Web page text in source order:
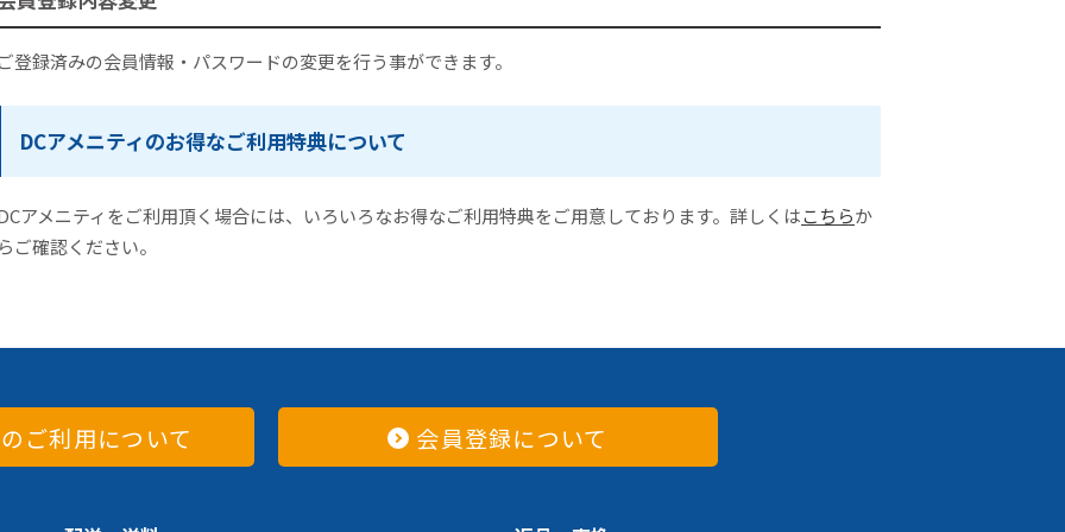
登録済みの会員情報・パスワードの変更を行う事ができます。
DCアメニティのお得なご利用特典について
アメニティをご利用頂く場合には、いろいろなお得なご利用特典をご用意しております。詳しくはこちらか
ご確認ください。
ご利用について 会員登録について